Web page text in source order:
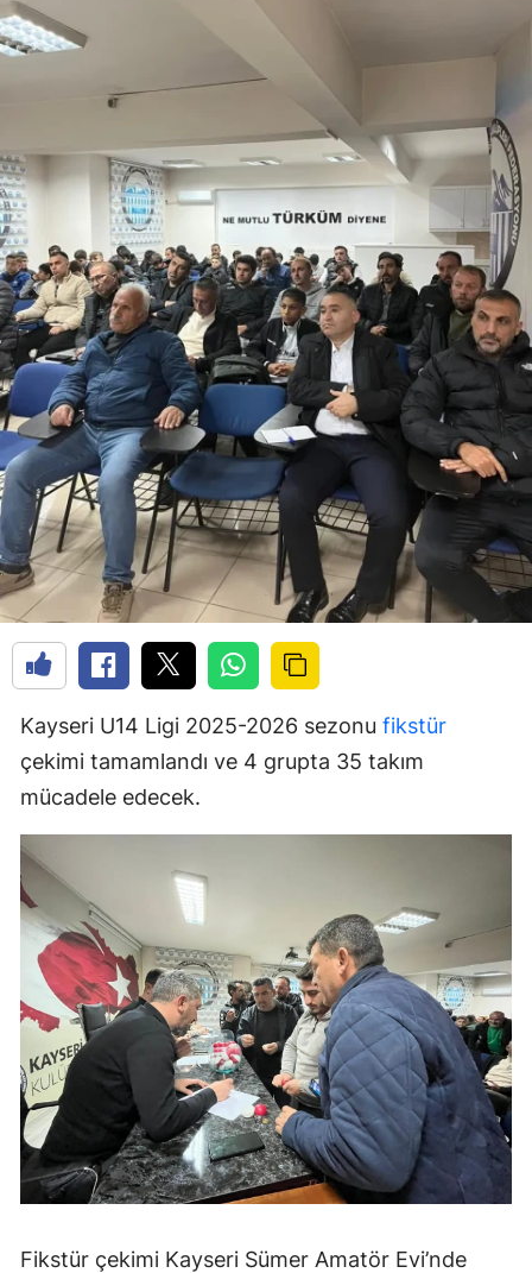
Kayseri U14 Ligi 2025-2026 sezonu fikstür
çekimi tamamlandı ve 4 grupta 35 takım
mücadele edecek.
Fikstür çekimi Kayseri Sümer Amatör Evi’nde